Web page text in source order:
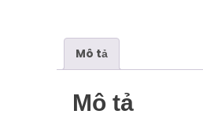
Mô tả
Mô tả